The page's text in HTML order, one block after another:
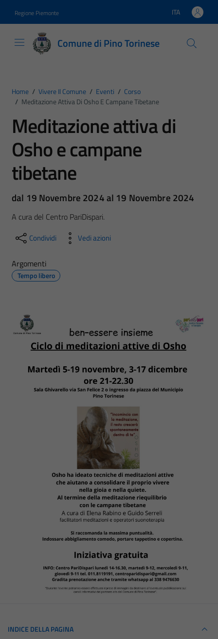
Regione Piemonte Lingua attiva:
ITA
Comune di Pino Torinese
Home / Vivere Il Comune / Eventi / Corso
/ Meditazione Attiva Di Osho E Campane Tibetane
Meditazione attiva di
Osho e campane
tibetane
dal 19 Novembre 2024 al 19 Novembre 2024
A cura del Centro PariDispari.
Condividi Vedi azioni
Argomenti
Tempo libero
INDICE DELLA PAGINA